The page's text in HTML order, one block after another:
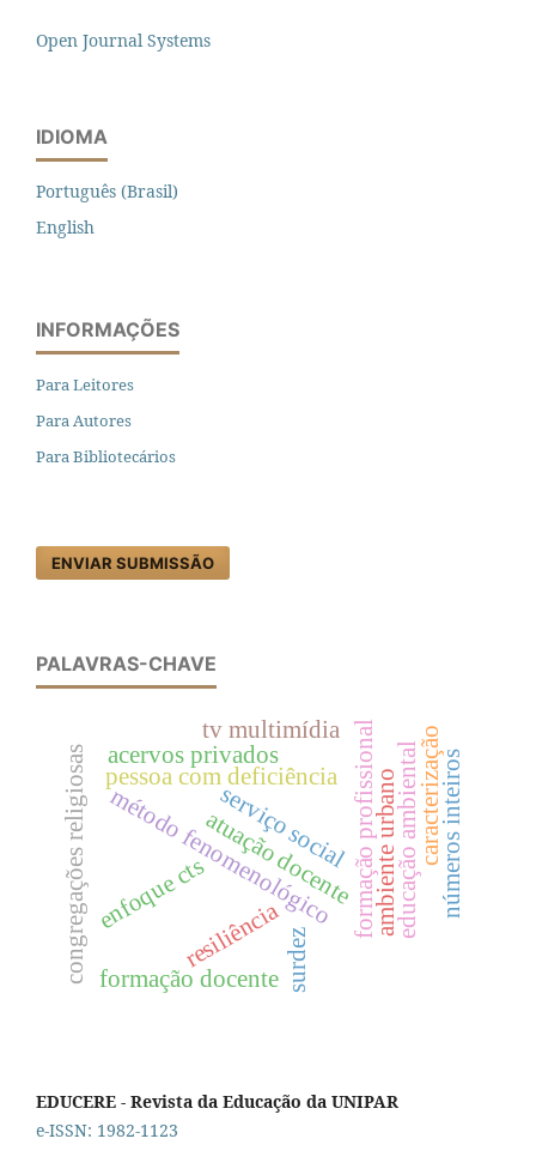
Open Journal Systems
IDIOMA
Português (Brasil)
English
INFORMAÇÕES
Para Leitores
Para Autores
Para Bibliotecários
ENVIAR SUBMISSÃO
PALAVRAS-CHAVE
pessoa com deficiência formação profissional
serviço social
método fenomenológico ambiente urbanoeducação ambientalcaracterização
enfoque cts
acervos privados
congregações religiosas
tv multimídia
resiliência
atuação docente
surdez
números inteiros
formação docente
EDUCERE - Revista da Educação da UNIPAR
e-ISSN: 1982-1123